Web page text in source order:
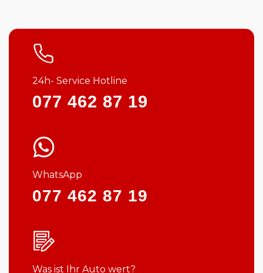
24h- Service Hotline
077 462 87 19
WhatsApp
077 462 87 19
Was ist Ihr Auto wert?